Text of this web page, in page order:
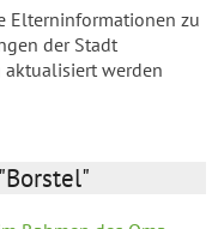
Elterninformationen zu
der Stadt
aktualisiert werden